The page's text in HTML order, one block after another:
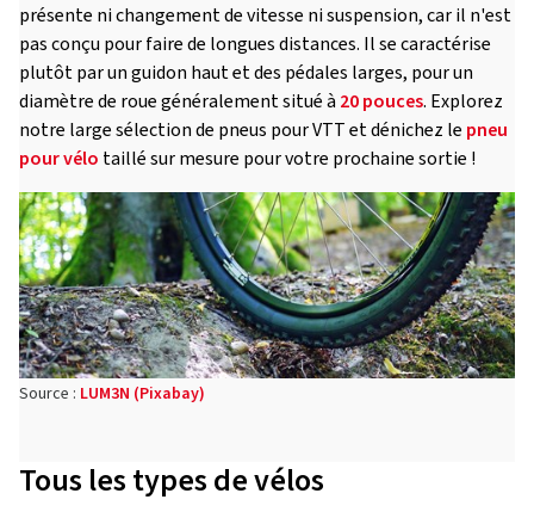
présente ni changement de vitesse ni suspension, car il n'est
pas conçu pour faire de longues distances. Il se caractérise
plutôt par un guidon haut et des pédales larges, pour un
diamètre de roue généralement situé à 20 pouces. Explorez
notre large sélection de pneus pour VTT et dénichez le pneu
pour vélo taillé sur mesure pour votre prochaine sortie !
Source : LUM3N (Pixabay)
Tous les types de vélos